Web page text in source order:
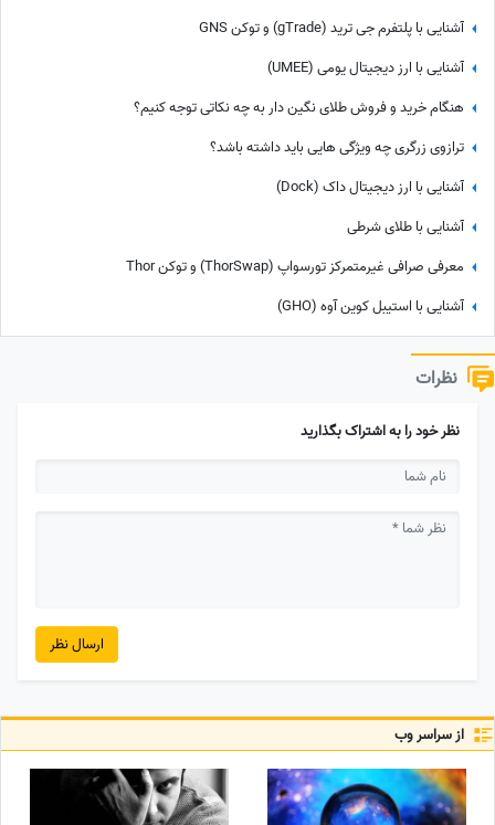
آشنایی با پلتفرم جی ترید (gTrade) و توکن GNS
آشنایی با ارز دیجیتال یومی (UMEE)
هنگام خرید و فروش طلای نگین دار به چه نکاتی توجه کنیم؟
ترازوی زرگری چه ویژگی هایی باید داشته باشد؟
آشنایی با ارز دیجیتال داک (Dock)
آشنایی با طلای شرطی
معرفی صرافی غیرمتمرکز تورسواپ (ThorSwap) و توکن Thor
آشنایی با استیبل کوین آوه (GHO)
نظرات
نظر خود را به اشتراک بگذارید
ارسال نظر
از سراسر وب